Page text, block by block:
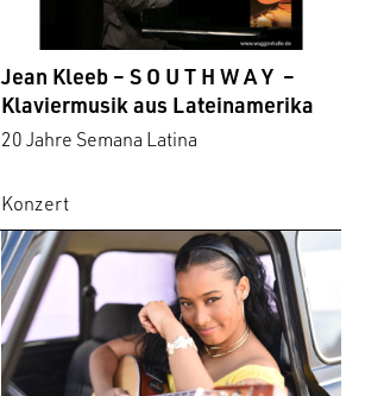
Jean Kleeb – S O U T H W A Y –
Klaviermusik aus Lateinamerika
20 Jahre Semana Latina
Konzert